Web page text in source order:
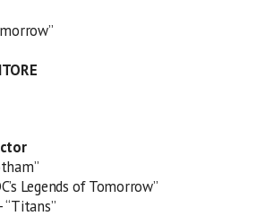
Legends of Tomorrow”